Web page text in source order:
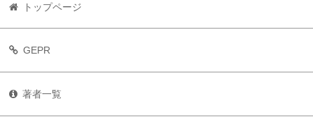
トップページ
GEPR
著者一覧